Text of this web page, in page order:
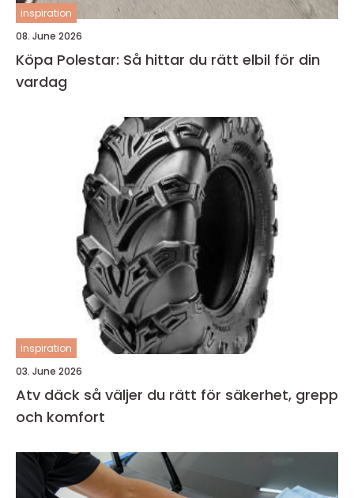
inspiration
08. June 2026
Köpa Polestar: Så hittar du rätt elbil för din
vardag
inspiration
03. June 2026
Atv däck så väljer du rätt för säkerhet, grepp
och komfort